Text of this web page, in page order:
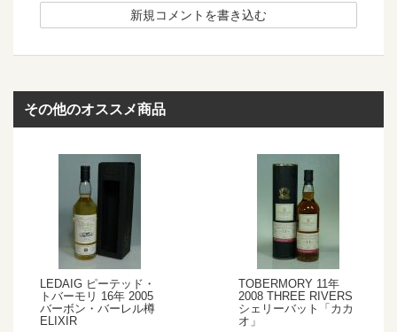
新規コメントを書き込む
その他のオススメ商品
LEDAIG ピーテッド・
トバーモリ 16年 2005
バーボン・バーレル樽
ELIXIR
TOBERMORY 11年
2008 THREE RIVERS
シェリーバット「カカ
オ」